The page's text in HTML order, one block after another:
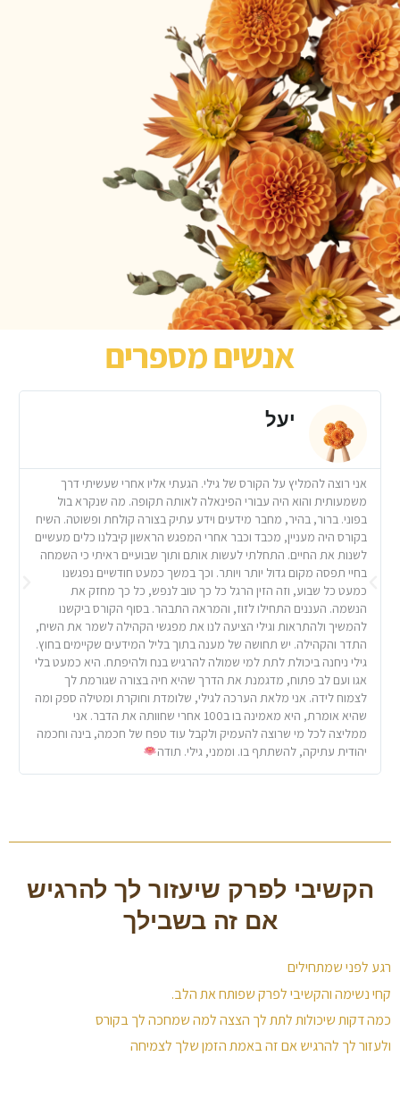
אנשים מספרים
יעל
אני רוצה להמליץ על הקורס של גילי. הגעתי אליו אחרי שעשיתי דרך
משמעותית והוא היה עבורי הפינאלה לאותה תקופה. מה שנקרא בול
בפוני. ברור, בהיר, מחבר מידעים וידע עתיק בצורה קולחת ופשוטה. השיח
בקורס היה מעניין, מכבד וכבר אחרי המפגש הראשון קיבלנו כלים מעשיים
לשנות את החיים. התחלתי לעשות אותם ותוך שבועיּים ראיתי כי השמחה
בחיי תפסה מקום גדול יותר ויותר. וכך במשך כמעט חודשיים נפגשנו
כמעט כל שבוע, וזה הזין הרגל כל כך טוב לנפש, כל כך מחזק את
הנשמה. העננים התחילו לזוז, והמראה התבהר. בסוף הקורס ביקשנו
להמשיך ולהתראות וגילי הציעה לנו את מפגשי הקהילה לשמר את השיח,
התדר והקהילה. יש תחושה של מענה בתוך בליל המידעים שקיימים בחוץ.
גילי ניחנה ביכולת לתת למי שמולה להרגיש בנח ולהיפתח. היא כמעט בלי
אגו ועם לב פתוח, מדגמנת את הדרך שהיא חיה בצורה שגורמת לך
לצמוח לידה. אני מלאת הערכה לגילי, שלומדת וחוקרת ומטילה ספק ומה
שהיא אומרת, היא מאמינה בו ב100 אחרי שחוותה את הדבר. אני
ממליצה לכל מי שרוצה להעמיק ולקבל עוד טפח של חכמה, בינה וחכמה
יהודית עתיקה, להשתתף בו. וממני, גילי. תודה
הקשיבי לפרק שיעזור לך להרגיש
אם זה בשבילך
רגע לפני שמתחילים
קחי נשימה והקשיבי לפרק שפותח את הלב.
כמה דקות שיכולות לתת לך הצצה למה שמחכה לך בקורס
ולעזור לך להרגיש אם זה באמת הזמן שלך לצמיחה